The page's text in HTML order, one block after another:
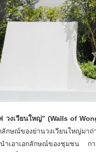
วงเวียนใหญ่” (Walls of
ลักษณ์ของย่านวงเวียนใหญ่ม
นำเอาเอกลักษณ์ของชุมชน ก